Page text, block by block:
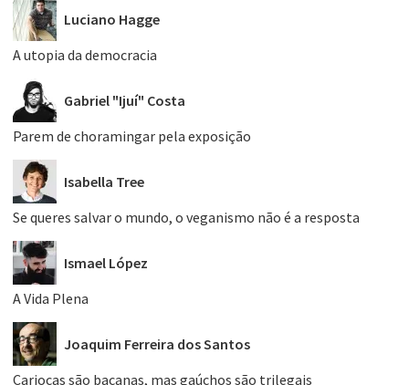
Luciano Hagge
A utopia da democracia
Gabriel "Ijuí" Costa
Parem de choramingar pela exposição
Isabella Tree
Se queres salvar o mundo, o veganismo não é a resposta
Ismael López
A Vida Plena
Joaquim Ferreira dos Santos
Cariocas são bacanas, mas gaúchos são trilegais